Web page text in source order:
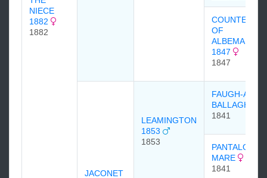
NIECE
1882
1882
COUNTESS
OF
ALBEMARLE
1847
1847
JACONET
LEAMINGTON
1853
1853
FAUGH-A-
BALLAGH
1841
PANTALOON
MARE
1841